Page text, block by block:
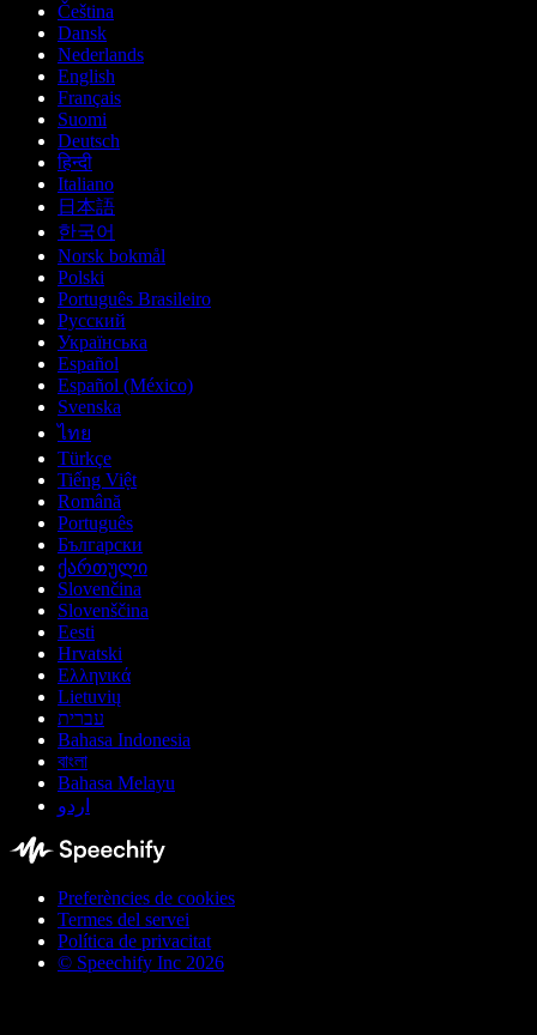
Čeština
Dansk
Nederlands
English
Français
Suomi
Deutsch
हिन्दी
Italiano
日本語
한국어
Norsk bokmål
Polski
Português Brasileiro
Русский
Українська
Español
Español (México)
Svenska
ไทย
Türkçe
Tiếng Việt
Română
Português
Български
ქართული
Slovenčina
Slovenščina
Eesti
Hrvatski
Ελληνικά
Lietuvių
עברית
Bahasa Indonesia
বাংলা
Bahasa Melayu
اردو
Preferències de cookies
Termes del servei
Política de privacitat
© Speechify Inc 2026